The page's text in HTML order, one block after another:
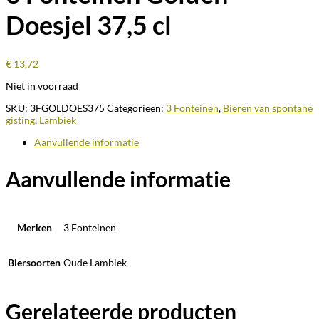
Doesjel 37,5 cl
€ 13,72
Niet in voorraad
SKU: 3FGOLDOES375 Categorieën: 3 Fonteinen, Bieren van spontane
gisting, Lambiek
Aanvullende informatie
Aanvullende informatie
Merken 3 Fonteinen
Biersoorten Oude Lambiek
Gerelateerde producten